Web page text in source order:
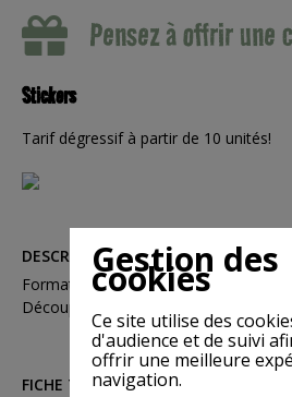
Pensez à offrir une
Stickers
Tarif dégressif à partir de 10 unités!
DESCRIPTION
Format: 7 x 10.5 cm
Découpé à la forme
FICHE TECHNIQUE
Gestion des
cookies
Ce site utilise des
d'audience et de suivi
offrir une meilleure
navigation.